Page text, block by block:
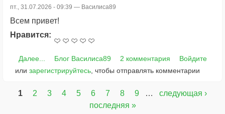
пт., 31.07.2026 - 09:39 — Василиса89
Всем привет!
Нравится:
Далее... Блог Василиса89 2 комментария
Войдите
или зарегистрируйтесь, чтобы отправлять комментарии
1 2 3 4 5 6 7 8 9 …
следующая ›
последняя »